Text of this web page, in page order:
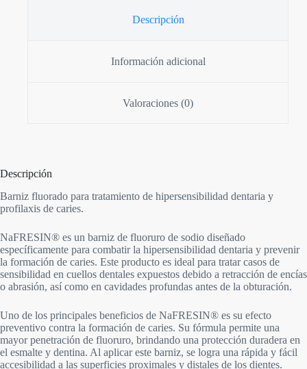
Descripción
Información adicional
Valoraciones (0)
Descripción
Barniz fluorado para tratamiento de hipersensibilidad dentaria y
profilaxis de caries.
NaFRESIN® es un barniz de fluoruro de sodio diseñado
específicamente para combatir la hipersensibilidad dentaria y prevenir
la formación de caries. Este producto es ideal para tratar casos de
sensibilidad en cuellos dentales expuestos debido a retracción de encías
o abrasión, así como en cavidades profundas antes de la obturación.
Uno de los principales beneficios de NaFRESIN® es su efecto
preventivo contra la formación de caries. Su fórmula permite una
mayor penetración de fluoruro, brindando una protección duradera en
el esmalte y dentina. Al aplicar este barniz, se logra una rápida y fácil
accesibilidad a las superficies proximales y distales de los dientes.